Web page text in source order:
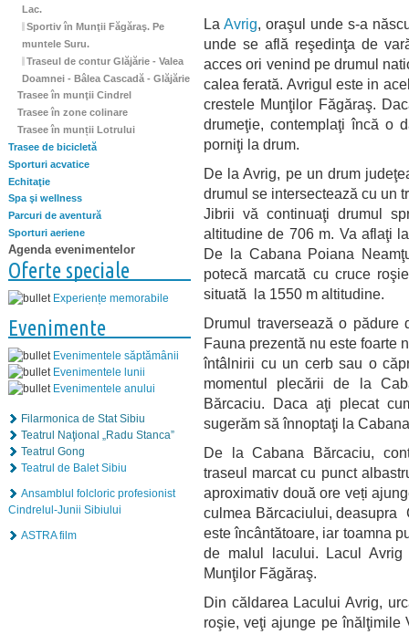
Lac.
Sportiv în Munţii Făgăraş. Pe
muntele Suru.
Traseul de contur Glăjărie - Valea
Doamnei - Bâlea Cascadă - Glăjărie
Trasee în munţii Cindrel
Trasee în zone colinare
Trasee în munții Lotrului
Trasee de bicicletă
Sporturi acvatice
Echitaţie
Spa şi wellness
Parcuri de aventură
Sporturi aeriene
Agenda evenimentelor
Oferte speciale
Experiențe memorabile
Evenimente
Evenimentele săptămânii
Evenimentele lunii
Evenimentele anului
Filarmonica de Stat Sibiu
Teatrul Naţional „Radu Stanca”
Teatrul Gong
Teatrul de Balet Sibiu
Ansamblul folcloric profesionist
Cindrelul-Junii Sibiului
ASTRA film
La Avrig, oraşul unde s-a
unde se află reşedinţa de
acces ori venind pe drumul
calea ferată. Avrigul este in
crestele Munţilor Făgăraş.
drumeţie, contemplaţi încă o
porniţi la drum.
De la Avrig, pe un drum
drumul se intersectează cu un
Jibrii vă continuaţi drumul
altitudine de 706 m. Va aflaţi
De la Cabana Poiana
potecă marcată cu cruce
situată la 1550 m altitudine.
Drumul traversează o
Fauna prezentă nu este foarte
întâlnirii cu un cerb sau o
momentul plecării de la
Bărcaciu. Daca aţi plecat
sugerăm să înnoptaţi la
De la Cabana Bărcaciu,
traseul marcat cu punct
aproximativ două ore veți
culmea Bărcaciului, deasupra
este încântătoare, iar toamna
de malul lacului. Lacul
Munţilor Făgăraş.
Din căldarea Lacului Avrig,
roşie, veţi ajunge pe